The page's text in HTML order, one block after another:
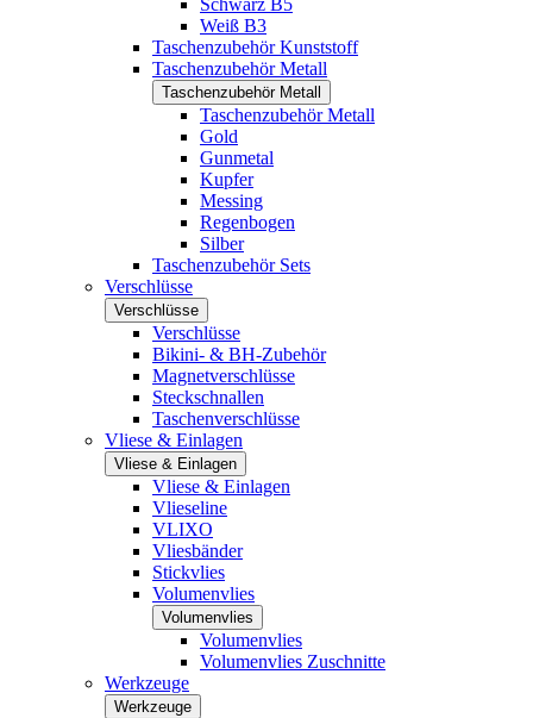
Schwarz B5
Weiß B3
Taschenzubehör Kunststoff
Taschenzubehör Metall
Taschenzubehör Metall
Taschenzubehör Metall
Gold
Gunmetal
Kupfer
Messing
Regenbogen
Silber
Taschenzubehör Sets
Verschlüsse
Verschlüsse
Verschlüsse
Bikini- & BH-Zubehör
Magnetverschlüsse
Steckschnallen
Taschenverschlüsse
Vliese & Einlagen
Vliese & Einlagen
Vliese & Einlagen
Vlieseline
VLIXO
Vliesbänder
Stickvlies
Volumenvlies
Volumenvlies
Volumenvlies
Volumenvlies Zuschnitte
Werkzeuge
Werkzeuge